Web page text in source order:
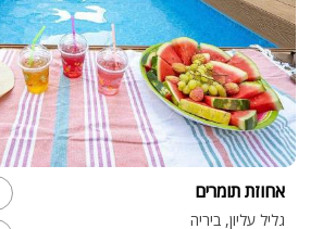
אחוזת תומרים
גליל עליון, ביריה